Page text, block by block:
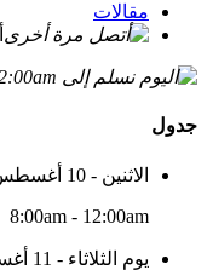
مقالات
جدول
الاثنين - 10 أغسطس
8:00am - 12:00am
يوم الثلاثاء - 11 أغسطس